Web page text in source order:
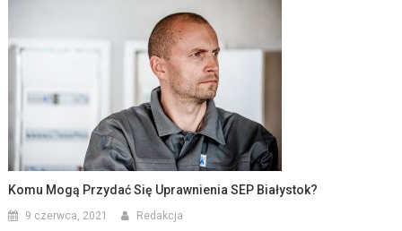
Komu Mogą Przydać Się Uprawnienia SEP Białystok?
9 czerwca, 2021 Redakcja